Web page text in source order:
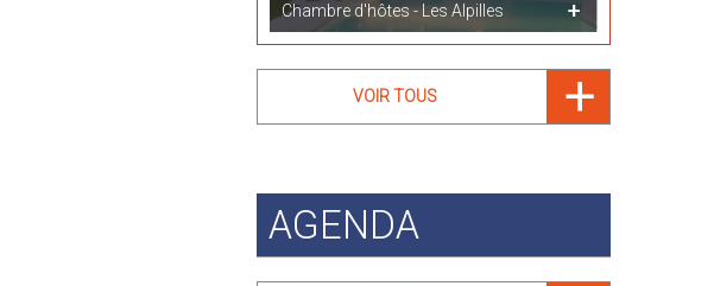
Chambre d'hôtes - Les Alpilles
VOIR TOUS
AGENDA